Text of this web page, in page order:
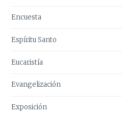
Encuesta
Espíritu Santo
Eucaristía
Evangelización
Exposición